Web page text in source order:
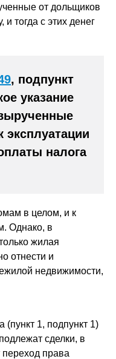
от дольщиков
и тогда с этих денег
, подпункт
указание
эксплуатации
налога
в целом, и к
Однако, в
жилая
отнести и
недвижимости,
(пункт 1, подпункт 1)
сделки, в
переход права